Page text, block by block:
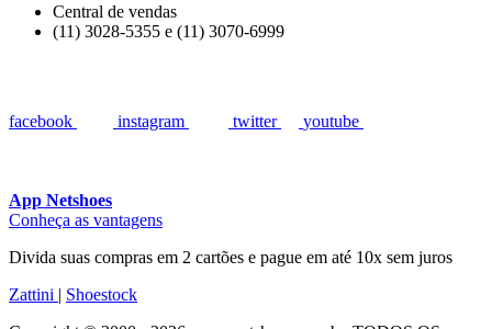
Central de vendas
(11) 3028-5355 e (11) 3070-6999
facebook instagram twitter youtube
App Netshoes
Conheça as vantagens
Divida suas compras em 2 cartões e pague em até 10x sem juros
Zattini | Shoestock